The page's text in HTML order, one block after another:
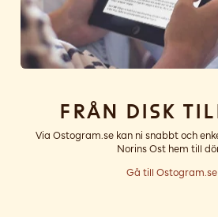
Från disk
Via Ostogram.se kan ni snabbt och
Norins Ost hem till
Gå till Ostogram.se